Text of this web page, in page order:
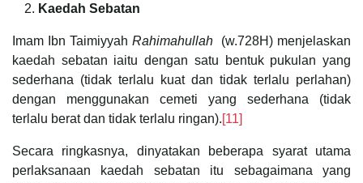
Kaedah Sebatan
Imam Ibn Taimiyyah Rahimahullah (w.728H) menjelaskan
kaedah sebatan iaitu dengan satu bentuk pukulan yang
sederhana (tidak terlalu kuat dan tidak terlalu perlahan)
dengan menggunakan cemeti yang sederhana (tidak
terlalu berat dan tidak terlalu ringan).[11]
Secara ringkasnya, dinyatakan beberapa syarat utama
perlaksanaan kaedah sebatan itu sebagaimana yang